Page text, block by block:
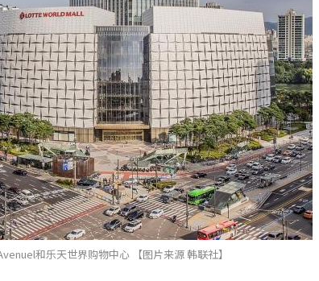
和乐天世界购物中心 【图片来源 韩联社】